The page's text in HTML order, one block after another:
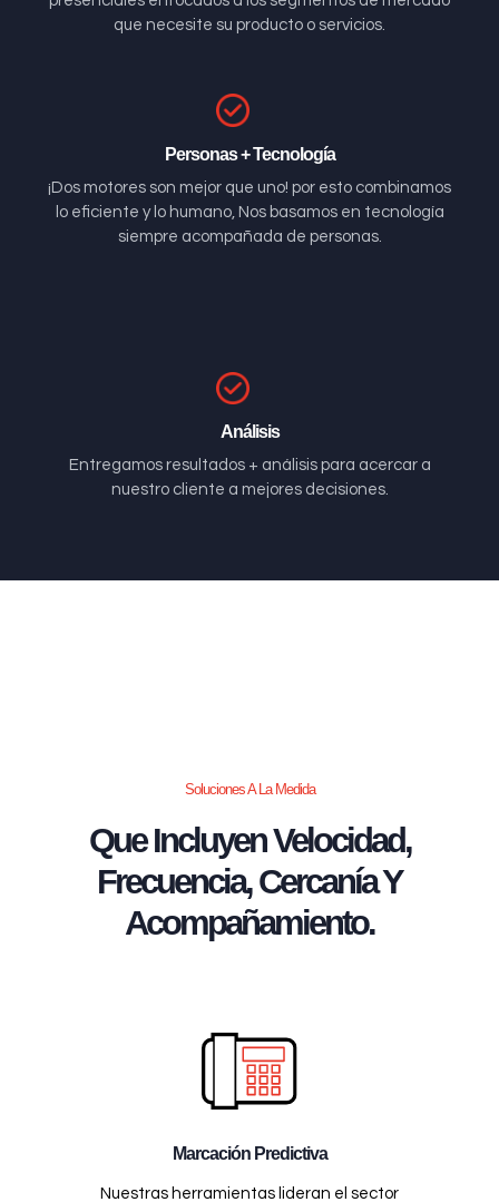
que necesite su producto o servicios.
Personas + Tecnología
¡Dos motores son mejor que uno! por esto combinamos
lo eficiente y lo humano, Nos basamos en tecnología
siempre acompañada de personas.
Análisis
Entregamos resultados + análisis para acercar a
nuestro cliente a mejores decisiones.
Soluciones A La Medida
Que Incluyen Velocidad,
Frecuencia, Cercanía Y
Acompañamiento.
Marcación Predictiva
Nuestras herramientas lideran el sector